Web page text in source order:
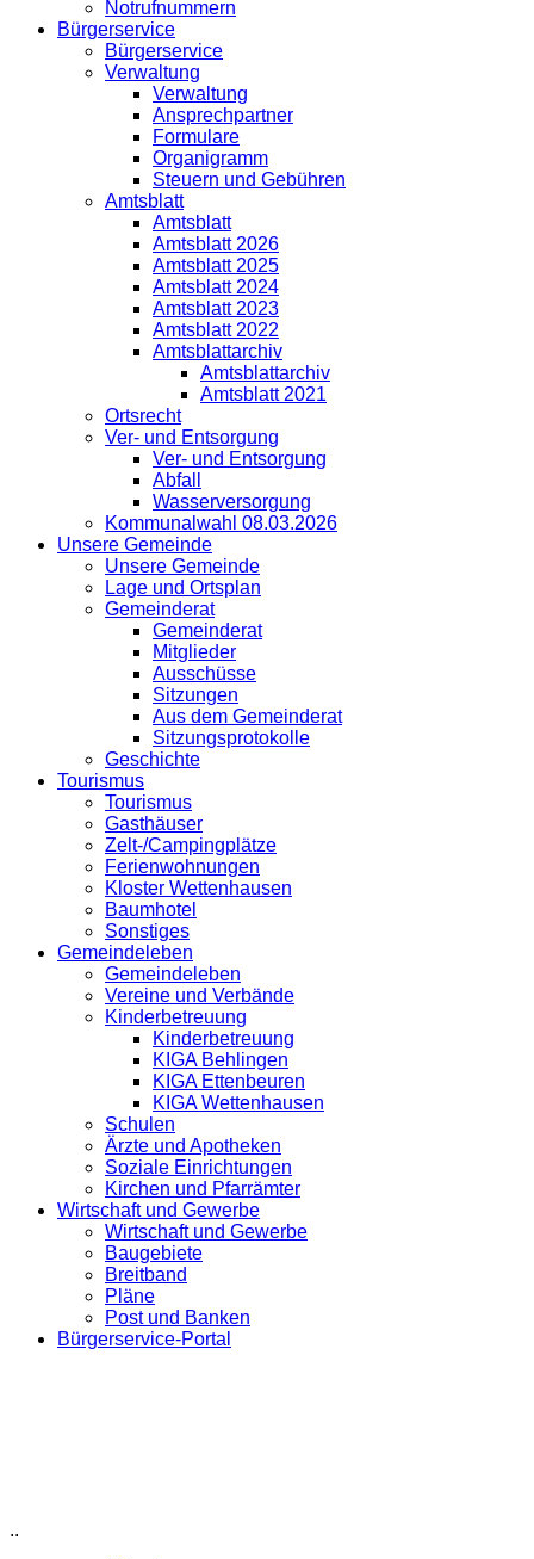
Notrufnummern
Bürgerservice
Bürgerservice
Verwaltung
Verwaltung
Ansprechpartner
Formulare
Organigramm
Steuern und Gebühren
Amtsblatt
Amtsblatt
Amtsblatt 2026
Amtsblatt 2025
Amtsblatt 2024
Amtsblatt 2023
Amtsblatt 2022
Amtsblattarchiv
Amtsblattarchiv
Amtsblatt 2021
Ortsrecht
Ver- und Entsorgung
Ver- und Entsorgung
Abfall
Wasserversorgung
Kommunalwahl 08.03.2026
Unsere Gemeinde
Unsere Gemeinde
Lage und Ortsplan
Gemeinderat
Gemeinderat
Mitglieder
Ausschüsse
Sitzungen
Aus dem Gemeinderat
Sitzungsprotokolle
Geschichte
Tourismus
Tourismus
Gasthäuser
Zelt-/Campingplätze
Ferienwohnungen
Kloster Wettenhausen
Baumhotel
Sonstiges
Gemeindeleben
Gemeindeleben
Vereine und Verbände
Kinderbetreuung
Kinderbetreuung
KIGA Behlingen
KIGA Ettenbeuren
KIGA Wettenhausen
Schulen
Ärzte und Apotheken
Soziale Einrichtungen
Kirchen und Pfarrämter
Wirtschaft und Gewerbe
Wirtschaft und Gewerbe
Baugebiete
Breitband
Pläne
Post und Banken
Bürgerservice-Portal
..